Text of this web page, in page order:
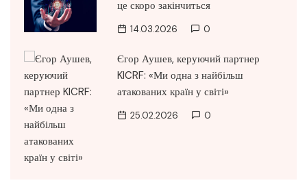
це скоро закінчиться
14.03.2026 0
Єгор Аушев, керуючий партнер
KICRF: «Ми одна з найбільш
атакованих країн у світі»
25.02.2026 0